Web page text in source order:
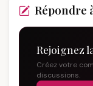
Répondre
Rejoignez
Créez votre
discussions.